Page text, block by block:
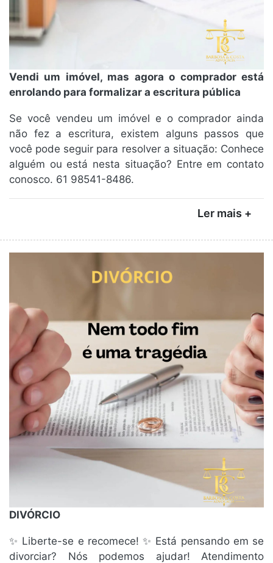
Vendi um imóvel, mas agora o comprador está
enrolando para formalizar a escritura pública
Se você vendeu um imóvel e o comprador ainda
não fez a escritura, existem alguns passos que
você pode seguir para resolver a situação: Conhece
alguém ou está nesta situação? Entre em contato
conosco. 61 98541-8486.
Ler mais +
DIVÓRCIO
✨ Liberte-se e recomece! ✨ Está pensando em se
divorciar? Nós podemos ajudar! Atendimento